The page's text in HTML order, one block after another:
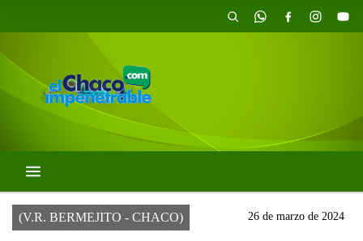
(V.R. BERMEJITO - CHACO) 26 de marzo de 2024